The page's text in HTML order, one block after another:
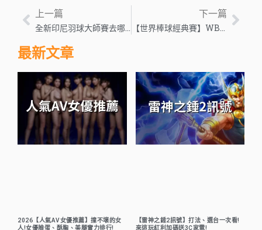
上一篇 下一篇
最新文章
2026【人氣AV女優推薦】撞不壞的女
人!女優臉蛋、酥胸、美腿實力排行!
【雷神之錘2訊號】打法、選台一次看!
來這玩紅利加碼送3C家電!